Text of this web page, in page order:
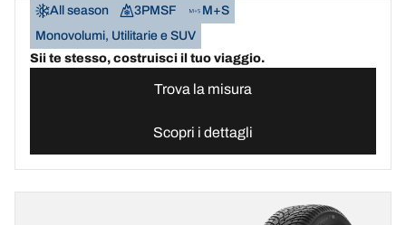
All season 3PMSF
M+S
Monovolumi, Utilitarie e SUV
Sii te stesso, costruisci il tuo viaggio.
Trova la misura
Scopri i dettagli